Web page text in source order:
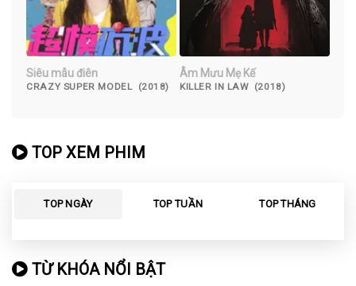
Siêu mẫu điên
CRAZY SUPER MODEL (2018)
Âm Mưu Mẹ Kế
KILLER IN LAW (2018)
TOP XEM PHIM
TOP NGÀY TOP TUẦN TOP THÁNG
TỪ KHÓA NỔI BẬT